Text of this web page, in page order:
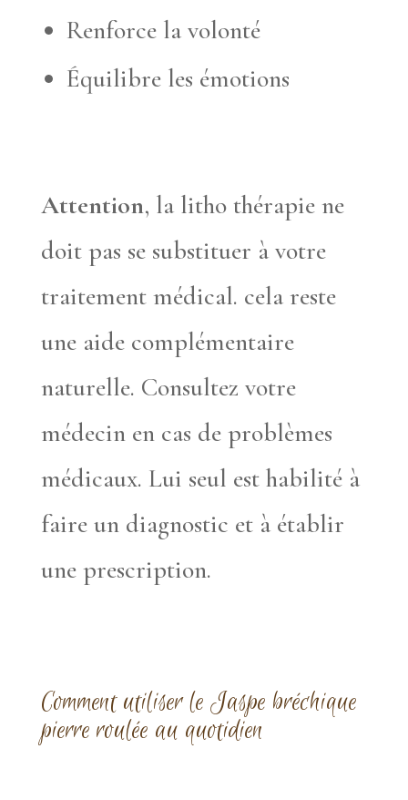
Renforce la volonté
Équilibre les émotions
Attention, la litho thérapie ne
doit pas se substituer à votre
traitement médical. cela reste
une aide complémentaire
naturelle. Consultez votre
médecin en cas de problèmes
médicaux. Lui seul est habilité à
faire un diagnostic et à établir
une prescription.
Comment utiliser le Jaspe bréchique
pierre roulée au quotidien